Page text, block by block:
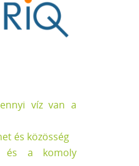
víz van a
és közösség
és a komoly